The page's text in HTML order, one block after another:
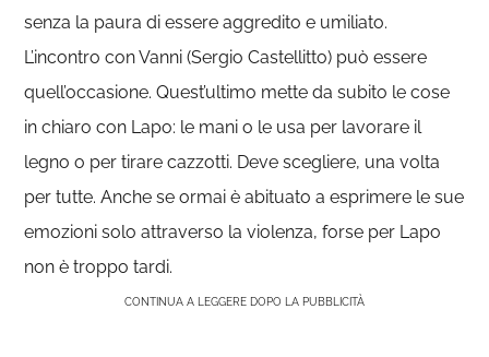
senza la paura di essere aggredito e umiliato.
L’incontro con Vanni (Sergio Castellitto) può essere
quell’occasione. Quest’ultimo mette da subito le cose
in chiaro con Lapo: le mani o le usa per lavorare il
legno o per tirare cazzotti. Deve scegliere, una volta
per tutte. Anche se ormai è abituato a esprimere le sue
emozioni solo attraverso la violenza, forse per Lapo
non è troppo tardi.
CONTINUA A LEGGERE DOPO LA PUBBLICITÀ